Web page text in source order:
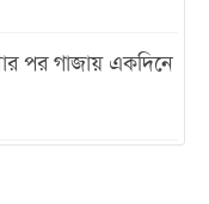
পর গাজায় একদিনে